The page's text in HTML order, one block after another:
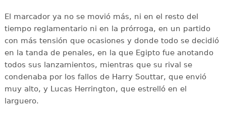
El marcador ya no se movió más, ni en el resto del
tiempo reglamentario ni en la prórroga, en un partido
con más tensión que ocasiones y donde todo se decidió
en la tanda de penales, en la que Egipto fue anotando
todos sus lanzamientos, mientras que su rival se
condenaba por los fallos de Harry Souttar, que envió
muy alto, y Lucas Herrington, que estrelló en el
larguero.